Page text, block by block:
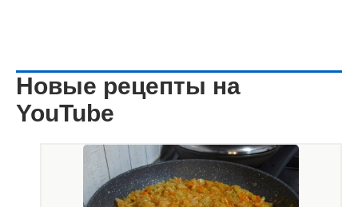
Новые рецепты на
YouTube